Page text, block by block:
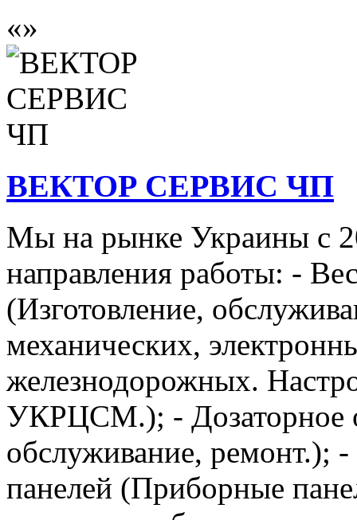
ВЕКТОР СЕРВИС ЧП
Мы на рынке Украины с
направления работы: -
(Изготовление,
механических,
железнодорожных.
УКРЦСМ.); - Дозаторное
обслуживание, ремонт.);
панелей (Приборные